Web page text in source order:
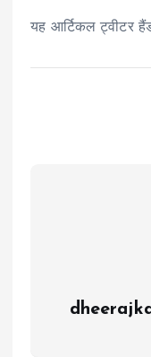
यह आर्टिकल ट्वीटर